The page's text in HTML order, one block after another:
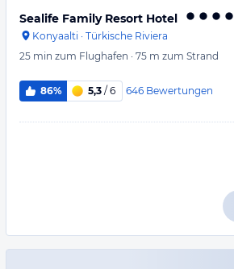
Sealife Family Resort Hotel
Konyaalti · Türkische Riviera
25 min zum Flughafen · 75 m zum Strand
86% 5,3 / 6 646 Bewertungen